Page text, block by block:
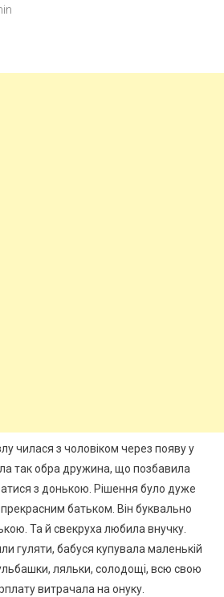
чилася з чоловіком через появу у
так обра дружина, що позбавила
з донькою. Рішення було дуже
батьком. Він буквально
Та й свекруха любила внучку.
гуляти, бабуся купувала маленькій
ляльки, солодощі, всю свою
витрачала на онуку.